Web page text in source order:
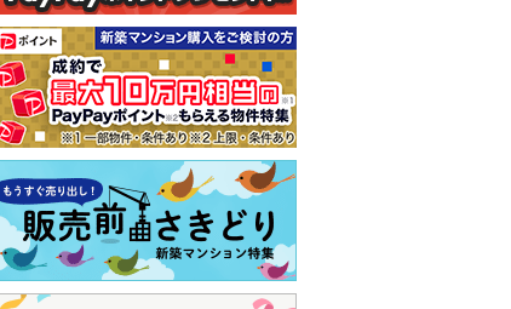
神戸市営地下鉄海岸線(0)
福岡市地下鉄七隈線 (0
函館市電宝来・谷地頭線(0)
真岡鐵道(0)
山形鉄道フラワー長井線 (0)
えちごトキめき鉄道妙高はねうまラ
イン(0)